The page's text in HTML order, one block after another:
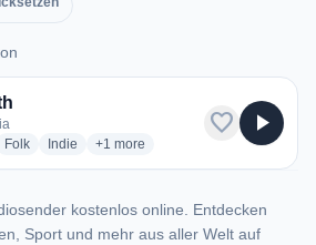
stations
Folkradio stations
Indie radio stations
+1 more genres for MyFM Perth
more
favorite play_arrow
kostenlos online. Entdecken
Sport und mehr aus aller Welt auf